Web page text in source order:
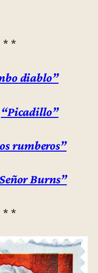
* *
diablo”
“Picadillo”
rumberos”
Burns”
* *